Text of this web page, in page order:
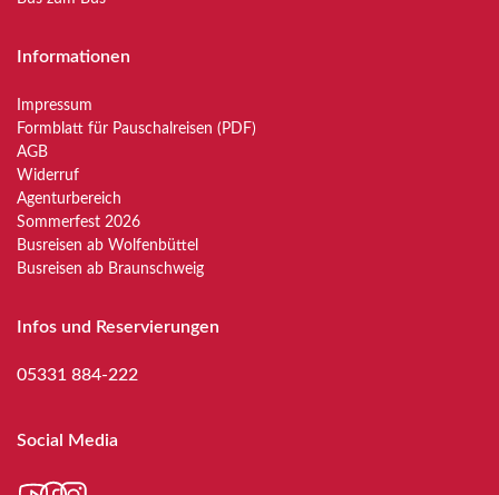
Informationen
Impressum
Formblatt für Pauschalreisen (PDF)
AGB
Widerruf
Agenturbereich
Sommerfest 2026
Busreisen ab Wolfenbüttel
Busreisen ab Braunschweig
Infos und Reservierungen
05331 884-222
Social Media